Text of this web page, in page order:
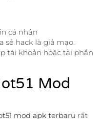
cá nhân
sẻ hack là giả mạo.
tài khoản hoặc tải phần
Mod
mod apk terbaru rất